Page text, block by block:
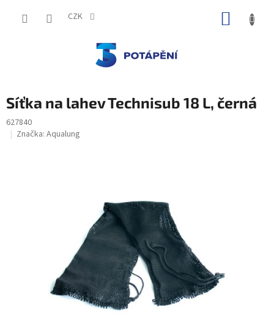
CZK
Síťka na lahev Technisub 18 L, černá
627840
Značka: Aqualung